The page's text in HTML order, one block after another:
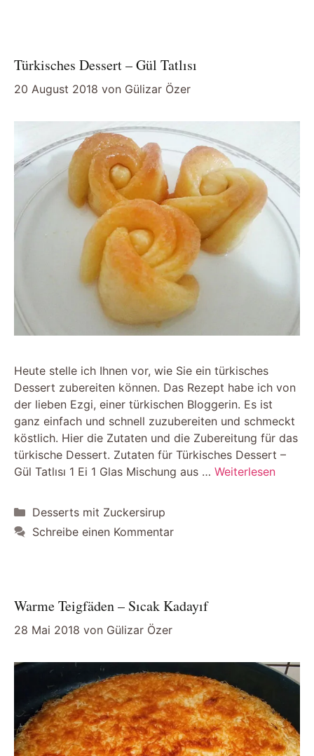
Türkisches Dessert – Gül Tatlısı
20 August 2018 von Gülizar Özer
Heute stelle ich Ihnen vor, wie Sie ein türkisches
Dessert zubereiten können. Das Rezept habe ich von
der lieben Ezgi, einer türkischen Bloggerin. Es ist
ganz einfach und schnell zuzubereiten und schmeckt
köstlich. Hier die Zutaten und die Zubereitung für das
türkische Dessert. Zutaten für Türkisches Dessert –
Gül Tatlısı 1 Ei 1 Glas Mischung aus … Weiterlesen
Kategorien
Desserts mit Zuckersirup
Schreibe einen Kommentar
Warme Teigfäden – Sıcak Kadayıf
28 Mai 2018 von Gülizar Özer